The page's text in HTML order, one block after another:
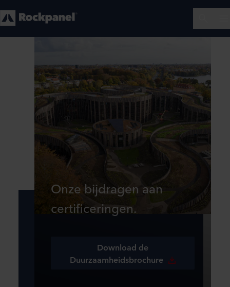
Onze bijdragen aan
certificeringen.
Download de
Duurzaamheidsbrochure